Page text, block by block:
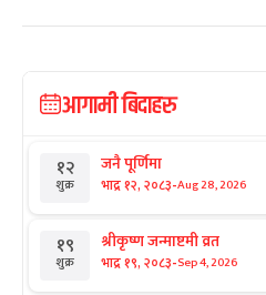
आगामी बिदाहरु
१२
शुक्र
जनै पूर्णिमा
भाद्र १२, २०८३-Aug 28, 2026
१९
शुक्र
श्रीकृष्ण जन्माष्टमी व्रत
भाद्र १९, २०८३-Sep 4, 2026